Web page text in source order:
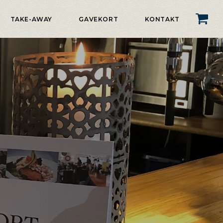
TAKE-AWAY GAVEKORT KONTAKT